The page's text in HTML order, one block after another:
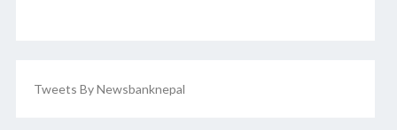
Tweets By Newsbanknepal